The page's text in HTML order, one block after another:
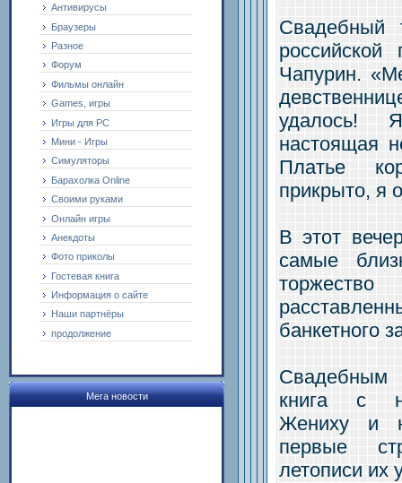
Антивирусы
Браузеры
Разное
Форум
Фильмы онлайн
Games, игры
Игры для PC
Мини - Игры
Симуляторы
Барахолка Online
Своими руками
Онлайн игры
Анекдоты
Фото приколы
Гостевая книга
Информация о сайте
Наши партнёры
продолжение
Мега новости
Свадебный
Чапурин.
удалось!
настоящая
Платье
прикрыто, я
В этот
самые
банкетного
Свадебным
книга с
Жениху и
первые
летописи их